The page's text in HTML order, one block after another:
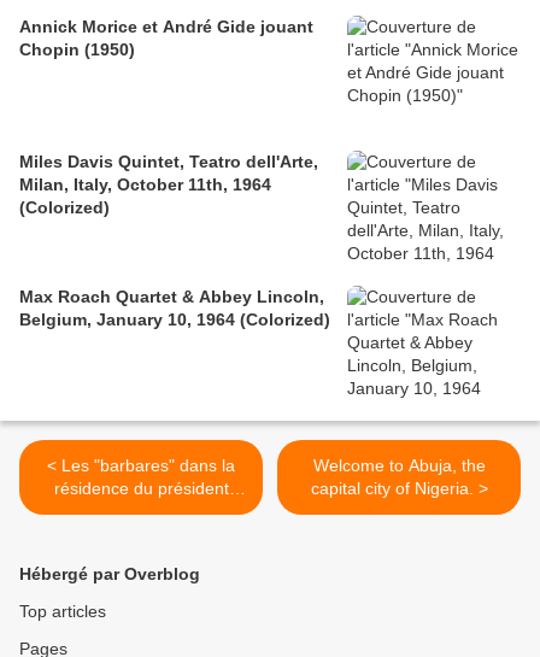
Annick Morice et André Gide jouant
Chopin (1950)
Miles Davis Quintet, Teatro dell'Arte,
Milan, Italy, October 11th, 1964
(Colorized)
Max Roach Quartet & Abbey Lincoln,
Belgium, January 10, 1964 (Colorized)
< Les "barbares" dans la
résidence du président
ivoirien à Cocody -
Welcome to Abuja, the
capital city of Nigeria. >
Hébergé par Overblog
Top articles
Pages